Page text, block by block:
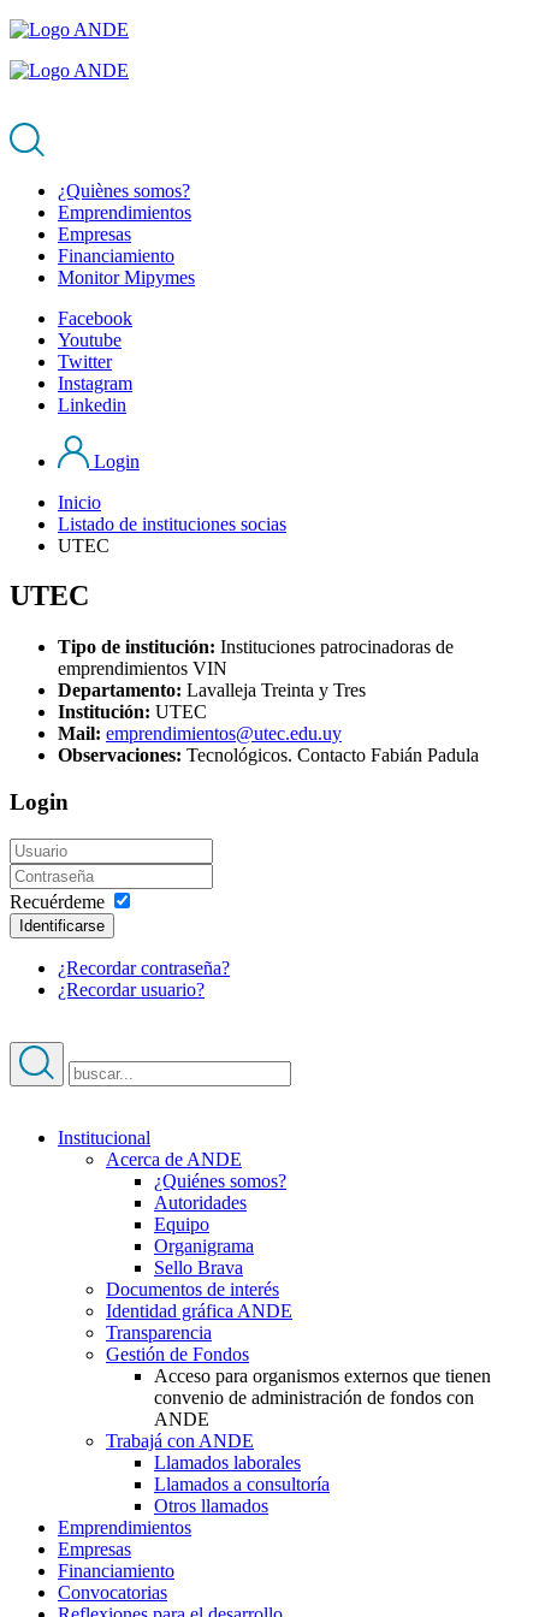
¿Quiènes somos?
Emprendimientos
Empresas
Financiamiento
Monitor Mipymes
Facebook
Youtube
Twitter
Instagram
Linkedin
Login
Inicio
Listado de instituciones socias
UTEC
UTEC
Tipo de institución: Instituciones patrocinadoras de
emprendimientos VIN
Departamento: Lavalleja Treinta y Tres
Institución: UTEC
Mail: emprendimientos@utec.edu.uy
Observaciones: Tecnológicos. Contacto Fabián Padula
Login
Recuérdeme
Identificarse
¿Recordar contraseña?
¿Recordar usuario?
Institucional
Acerca de ANDE
¿Quiénes somos?
Autoridades
Equipo
Organigrama
Sello Brava
Documentos de interés
Identidad gráfica ANDE
Transparencia
Gestión de Fondos
Acceso para organismos externos que tienen
convenio de administración de fondos con
ANDE
Trabajá con ANDE
Llamados laborales
Llamados a consultoría
Otros llamados
Emprendimientos
Empresas
Financiamiento
Convocatorias